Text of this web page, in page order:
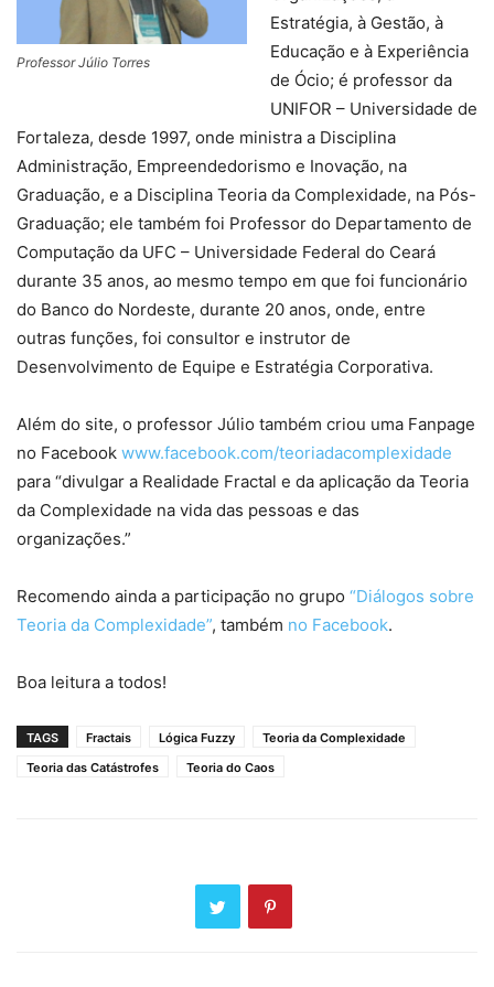
Professor Júlio Torres
Estratégia, à Gestão, à
Educação e à Experiência
de Ócio; é professor da
UNIFOR – Universidade de
Fortaleza, desde 1997, onde ministra a Disciplina
Administração, Empreendedorismo e Inovação, na
Graduação, e a Disciplina Teoria da Complexidade, na Pós-
Graduação; ele também foi Professor do Departamento de
Computação da UFC – Universidade Federal do Ceará
durante 35 anos, ao mesmo tempo em que foi funcionário
do Banco do Nordeste, durante 20 anos, onde, entre
outras funções, foi consultor e instrutor de
Desenvolvimento de Equipe e Estratégia Corporativa.
Além do site, o professor Júlio também criou uma Fanpage
no Facebook www.facebook.com/teoriadacomplexidade
para “divulgar a Realidade Fractal e da aplicação da Teoria
da Complexidade na vida das pessoas e das
organizações.”
Recomendo ainda a participação no grupo “Diálogos sobre
Teoria da Complexidade”, também no Facebook.
Boa leitura a todos!
TAGS Fractais Lógica Fuzzy
Teoria da Complexidade
Teoria das Catástrofes
Teoria do Caos